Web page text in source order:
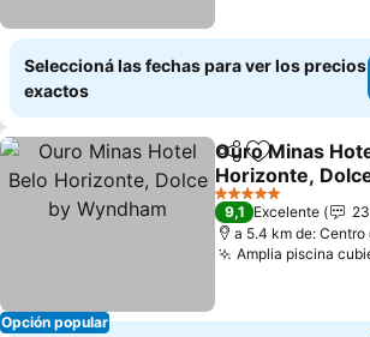
Seleccioná las fechas para ver los precios
exactos
Opción popular
Compartir
Añadir a
Ouro Minas
Horizonte,
Wyndham
Ver precios
5 Estrellas
9,1 Excelente
a 5.4 km de:
Amplia piscina